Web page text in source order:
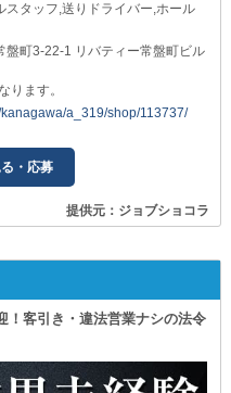
スタッフ,送りドライバー,ホール
盤町3-22-1 リバティー常盤町ビル
ります。
a_319/shop/113737/
・応募
提供元：ジョブショコラ
！客引き・違法営業ナシの法令